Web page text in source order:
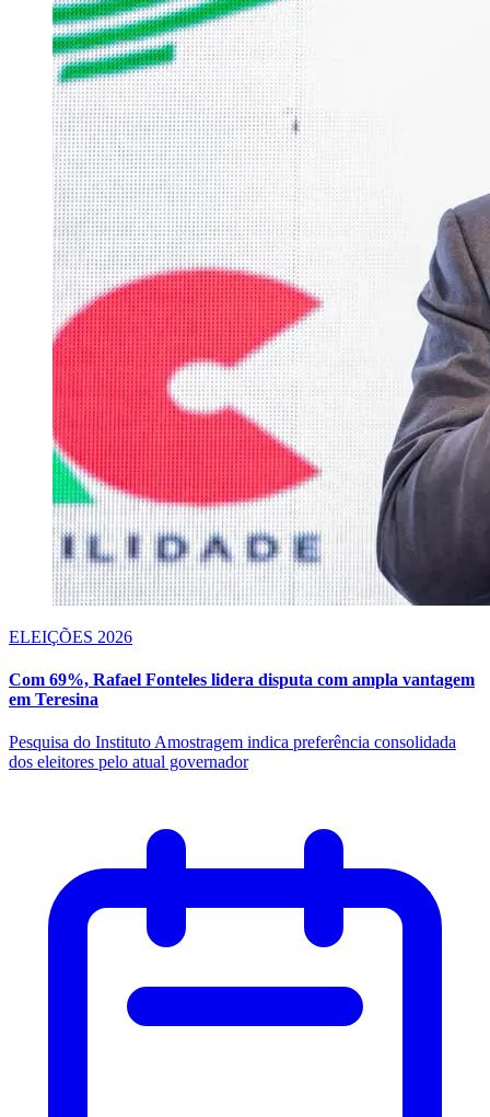
ELEIÇÕES 2026
Com 69%, Rafael Fonteles lidera disputa com ampla vantagem
em Teresina
Pesquisa do Instituto Amostragem indica preferência consolidada
dos eleitores pelo atual governador